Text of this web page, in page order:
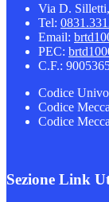
Via D.
Tel:
Email:
PEC:
C.F.:
Codice
Codice
Codice
Sezione Link